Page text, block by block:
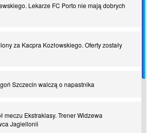
Phil Foden i inne przypadki
Komu powiemy ciao?
Lekarze FC Porto nie mają dobrych
za Kacpra Kozłowskiego. Oferty zostały
Szczecin walczą o napastnika
meczu Ekstraklasy. Trener Widzewa
Jagiellonii